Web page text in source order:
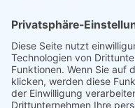
Footer
Cookie-Einstellungen
intern
by